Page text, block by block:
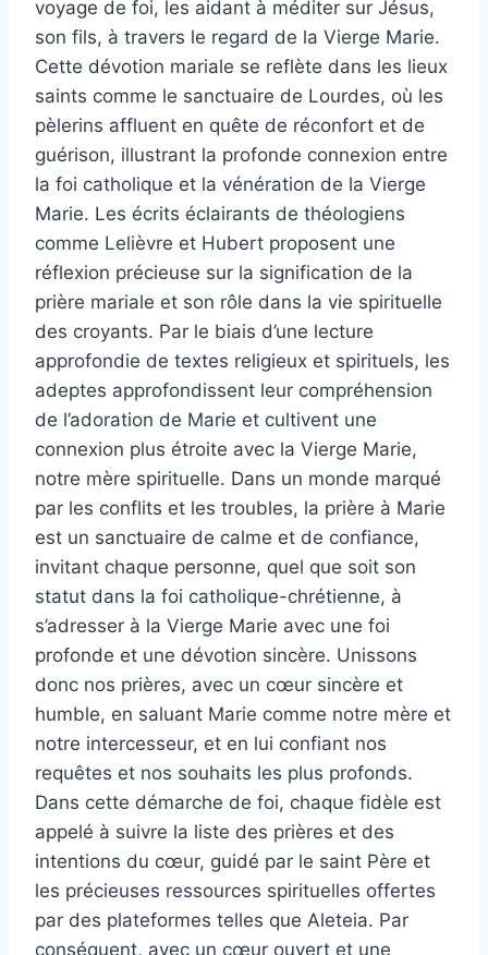
voyage de foi, les aidant à méditer sur Jésus,
son fils, à travers le regard de la Vierge Marie.
Cette dévotion mariale se reflète dans les lieux
saints comme le sanctuaire de Lourdes, où les
pèlerins affluent en quête de réconfort et de
guérison, illustrant la profonde connexion entre
la foi catholique et la vénération de la Vierge
Marie. Les écrits éclairants de théologiens
comme Lelièvre et Hubert proposent une
réflexion précieuse sur la signification de la
prière mariale et son rôle dans la vie spirituelle
des croyants. Par le biais d’une lecture
approfondie de textes religieux et spirituels, les
adeptes approfondissent leur compréhension
de l’adoration de Marie et cultivent une
connexion plus étroite avec la Vierge Marie,
notre mère spirituelle. Dans un monde marqué
par les conflits et les troubles, la prière à Marie
est un sanctuaire de calme et de confiance,
invitant chaque personne, quel que soit son
statut dans la foi catholique-chrétienne, à
s’adresser à la Vierge Marie avec une foi
profonde et une dévotion sincère. Unissons
donc nos prières, avec un cœur sincère et
humble, en saluant Marie comme notre mère et
notre intercesseur, et en lui confiant nos
requêtes et nos souhaits les plus profonds.
Dans cette démarche de foi, chaque fidèle est
appelé à suivre la liste des prières et des
intentions du cœur, guidé par le saint Père et
les précieuses ressources spirituelles offertes
par des plateformes telles que Aleteia. Par
conséquent, avec un cœur ouvert et une